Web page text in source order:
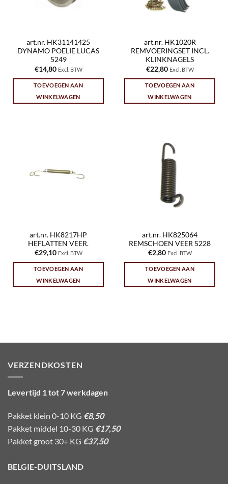
art.nr. HK31141425
DYNAMO POELIE LUCAS
5249
€14,80 Excl. BTW
TOEVOEGEN AAN
WINKELWAGEN
art.nr. HK1020R
REMVOERINGSET INCL.
KLINKNAGELS
€22,80 Excl. BTW
TOEVOEGEN AAN
WINKELWAGEN
art.nr. HK8217HP
HEFLATTEN VEER.
€29,10 Excl. BTW
TOEVOEGEN AAN
WINKELWAGEN
art.nr. HK825064
REMSCHOEN VEER 5228
€2,80 Excl. BTW
TOEVOEGEN AAN
WINKELWAGEN
VERZENDKOSTEN
Levertijd 1 tot 7 werkdagen
Pakket klein 0-10 KG €8,50
Pakket middel 10-30 KG €17,50
Pakket groot 30+ KG €37,50
BELGIE-DUITSLAND